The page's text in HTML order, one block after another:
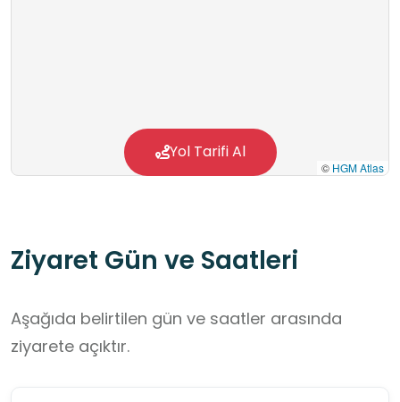
© HGM Atlas
Yol Tarifi Al
Ziyaret Gün ve Saatleri
Aşağıda belirtilen gün ve saatler arasında
ziyarete açıktır.